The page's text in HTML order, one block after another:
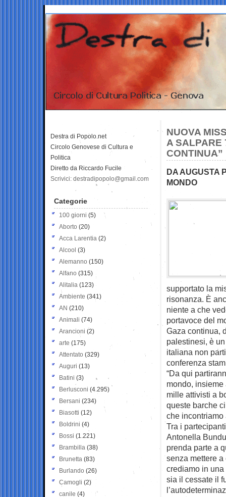
NUOVA
A SALPARE
CONTINUA”
DA AUGUSTA
MONDO
supportato la
risonanza. È
niente a che
portavoce del
Gaza continua,
palestinesi, è
italiana non
conferenza
“Da qui
mondo,
mille attivisti a
queste barche
che incontriamo
Tra i
Antonella
prenda parte a
senza mettere
crediamo in
sia il cessate il
Destra di Popolo.net
Circolo Genovese di Cultura e
Politica
Diretto da Riccardo Fucile
Scrivici: destradipopolo@gmail.com
Categorie
100 giorni (5)
Aborto (20)
Acca Larentia (2)
Alcool (3)
Alemanno (150)
Alfano (315)
Alitalia (123)
Ambiente (341)
AN (210)
Animali (74)
Arancioni (2)
arte (175)
Attentato (329)
Auguri (13)
Batini (3)
Berlusconi (4.295)
Bersani (234)
Biasotti (12)
Boldrini (4)
Bossi (1.221)
Brambilla (38)
Brunetta (83)
Burlando (26)
Camogli (2)
canile (4)